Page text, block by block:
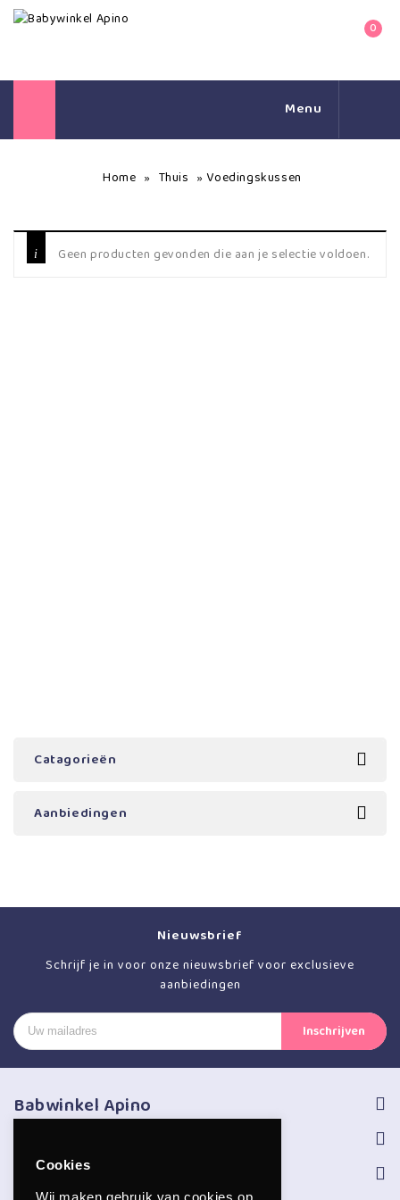
0
Menu
Home » Thuis »Voedingskussen
Geen producten gevonden die aan je selectie voldoen.
Catagorieën
Aanbiedingen
Nieuwsbrief
Schrijf je in voor onze nieuwsbrief voor exclusieve
aanbiedingen
Babwinkel Apino
Informatie
Cookies